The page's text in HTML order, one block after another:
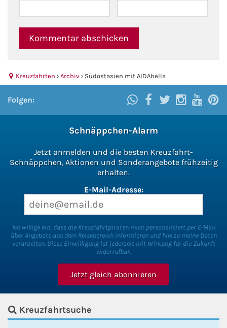
Kreuzfahrten › Archiv › Südostasien mit AIDAbella
Folgen:
Schnäppchen-Alarm
Jetzt anmelden und die besten Kreuzfahrt-
Schnäppchen, Aktionen und Sonderangebote frühzeitig
erhalten.
E-Mail-Adresse:
Ich willige ein, dass die Kreuzfahrtpiraten mich personalisiert per E-Mail
über Angebote aus dem Reisebereich informieren und hierzu meine Daten
verarbeiten. Diese Einwilligung ist jederzeit mit Wirkung für die Zukunft
widerrufbar.
Kreuzfahrtsuche